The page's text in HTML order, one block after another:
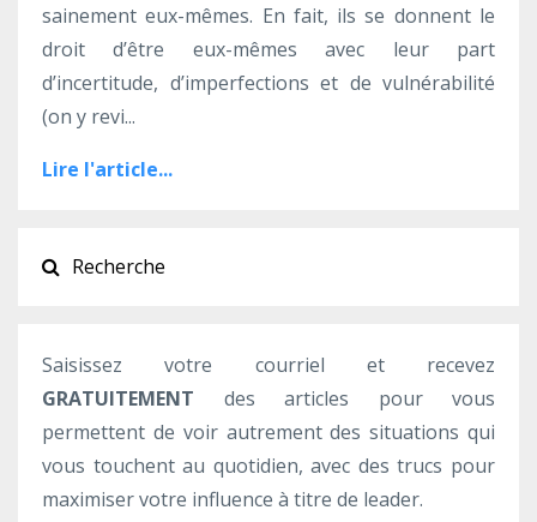
sainement eux-mêmes. En fait, ils se donnent le
droit d’être eux-mêmes avec leur part
d’incertitude, d’imperfections et de vulnérabilité
(on y revi...
Lire l'article...
Saisissez votre courriel et recevez
GRATUITEMENT des articles pour vous
permettent de voir autrement des situations qui
vous touchent au quotidien, avec des trucs pour
maximiser votre influence à titre de leader.